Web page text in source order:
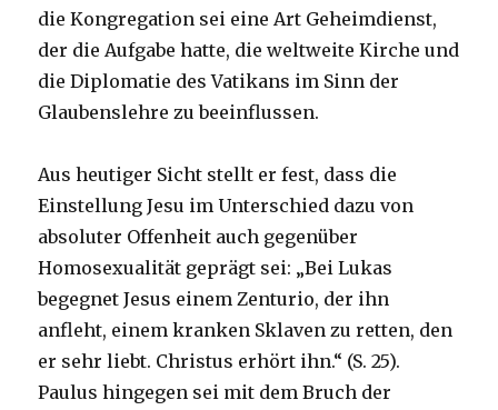
die Kongregation sei eine Art Geheimdienst,
der die Aufgabe hatte, die weltweite Kirche und
die Diplomatie des Vatikans im Sinn der
Glaubenslehre zu beeinflussen.
Aus heutiger Sicht stellt er fest, dass die
Einstellung Jesu im Unterschied dazu von
absoluter Offenheit auch gegenüber
Homosexualität geprägt sei: „Bei Lukas
begegnet Jesus einem Zenturio, der ihn
anfleht, einem kranken Sklaven zu retten, den
er sehr liebt. Christus erhört ihn.“ (S. 25).
Paulus hingegen sei mit dem Bruch der